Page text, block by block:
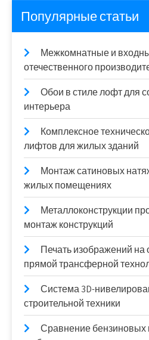
Популярные статьи
Межкомнатные и
отечественного
Обои в стиле лофт для
интерьера
Комплексное
лифтов для жилых зданий
Монтаж сатиновых
жилых помещениях
Металлоконструкции
монтаж конструкций
Печать изображений
прямой трансферной
Система 3D-
строительной техники
Сравнение бензиновых